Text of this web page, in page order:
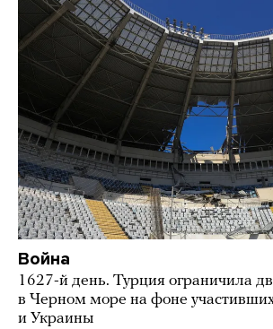
Война
1627-й день. Турция ограничила
в Черном море на фоне
и Украины